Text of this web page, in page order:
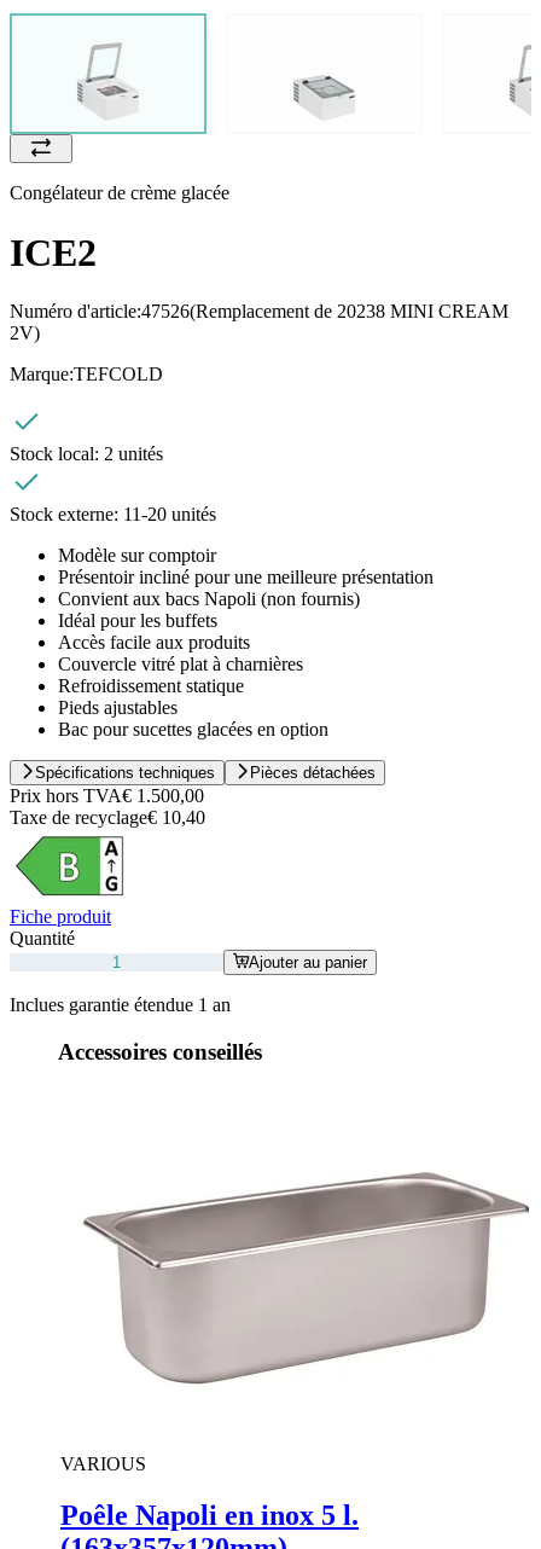
Congélateur de crème glacée
ICE2
Numéro d'article:47526(Remplacement de 20238 MINI CREAM
2V)
Marque:TEFCOLD
Stock local: 2 unités
Stock externe: 11-20 unités
Modèle sur comptoir
Présentoir incliné pour une meilleure présentation
Convient aux bacs Napoli (non fournis)
Idéal pour les buffets
Accès facile aux produits
Couvercle vitré plat à charnières
Refroidissement statique
Pieds ajustables
Bac pour sucettes glacées en option
Spécifications techniques Pièces détachées
Prix hors TVA€ 1.500,00
Taxe de recyclage€ 10,40
Fiche produit
Quantité
Ajouter au panier
Inclues garantie étendue 1 an
Accessoires conseillés
VARIOUS
Poêle Napoli en inox 5 l.